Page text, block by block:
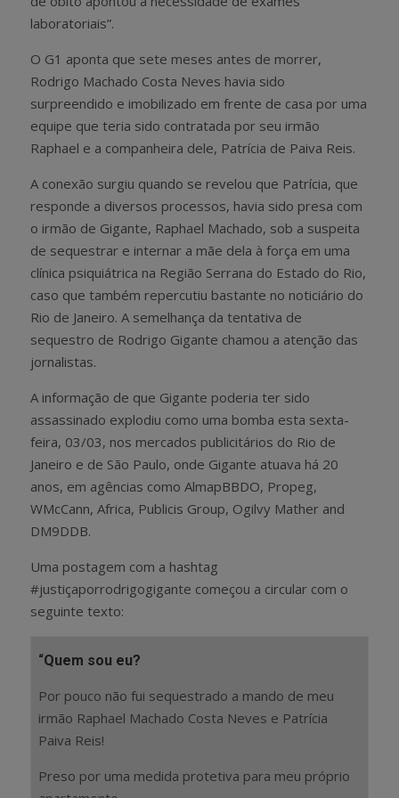
laboratoriais”.
O G1 aponta que sete meses antes de morrer,
Rodrigo Machado Costa Neves havia sido
surpreendido e imobilizado em frente de casa por uma
equipe que teria sido contratada por seu irmão
Raphael e a companheira dele, Patrícia de Paiva Reis.
A conexão surgiu quando se revelou que Patrícia, que
responde a diversos processos, havia sido presa com
o irmão de Gigante, Raphael Machado, sob a suspeita
de sequestrar e internar a mãe dela à força em uma
clínica psiquiátrica na Região Serrana do Estado do Rio,
caso que também repercutiu bastante no noticiário do
Rio de Janeiro. A semelhança da tentativa de
sequestro de Rodrigo Gigante chamou a atenção das
jornalistas.
A informação de que Gigante poderia ter sido
assassinado explodiu como uma bomba esta sexta-
feira, 03/03, nos mercados publicitários do Rio de
Janeiro e de São Paulo, onde Gigante atuava há 20
anos, em agências como AlmapBBDO, Propeg,
WMcCann, Africa, Publicis Group, Ogilvy Mather and
DM9DDB.
Uma postagem com a hashtag
#justiçaporrodrigogigante começou a circular com o
seguinte texto:
“Quem sou eu?
Por pouco não fui sequestrado a mando de meu
irmão Raphael Machado Costa Neves e Patrícia
Paiva Reis!
Preso por uma medida protetiva para meu próprio